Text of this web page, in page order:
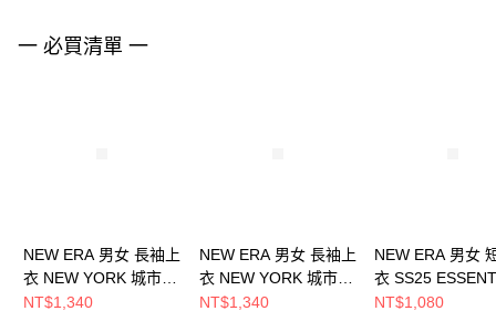
一 必買清單 一
NEW ERA 男女 長袖上
衣 NEW YORK 城市場
景 NE13471012
NT$1,340
NEW ERA 男女 長袖上
衣 NEW YORK 城市場
景 NE13471011
NT$1,340
NEW ERA 男女
衣 SS25
紐約洋基
NT$1,080